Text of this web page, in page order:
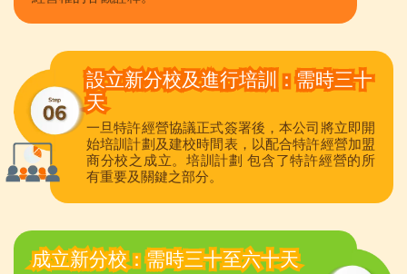
設立新分校及進行培訓：需時三十
天
一旦特許經營協議正式簽署後，本公司將立即開
始培訓計劃及建校時間表，以配合特許經營加盟
商分校之成立。培訓計劃 包含了特許經營的所
有重要及關鍵之部分。
成立新分校：需時三十至六十天